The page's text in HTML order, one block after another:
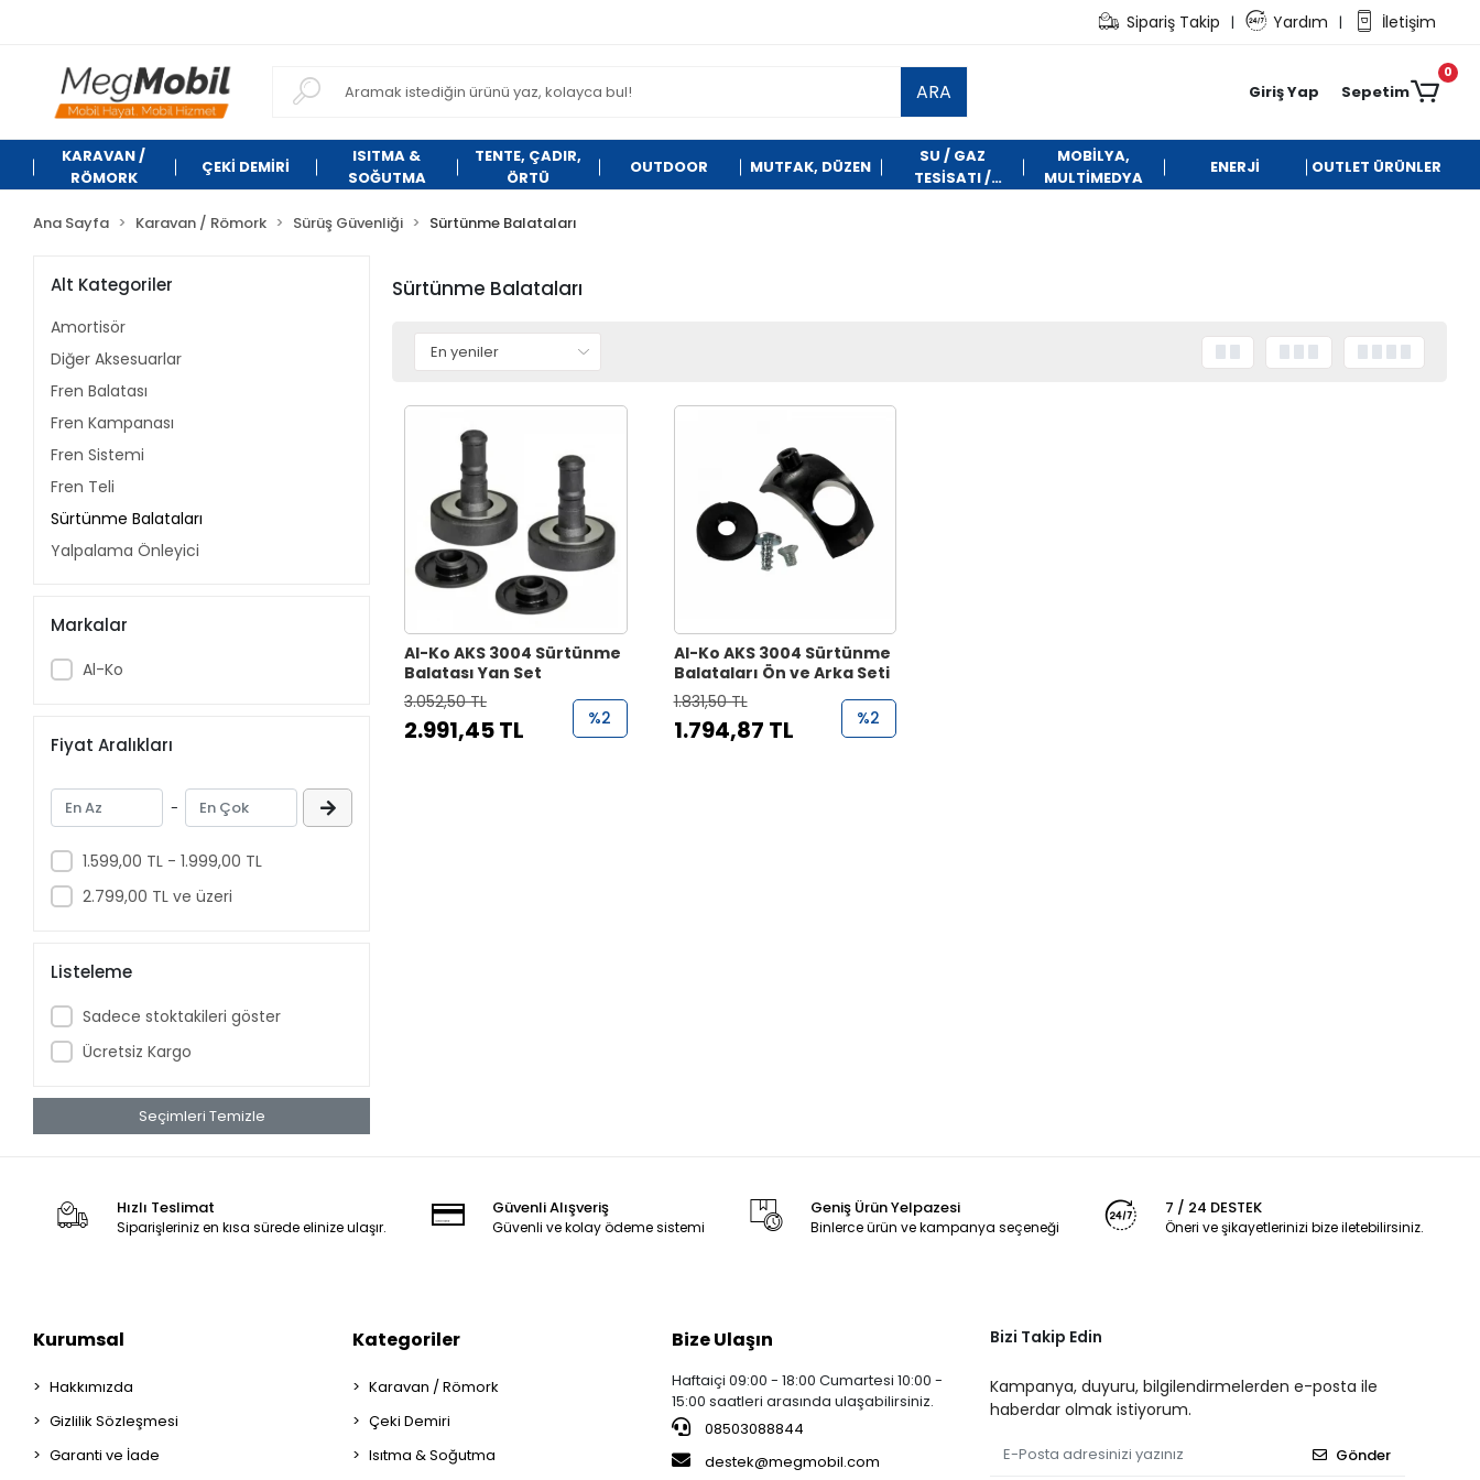
Sipariş Takip | Yardım | İletişim
ARA Giriş Yap Sepetim
0
KARAVAN /
RÖMORK
ÇEKİ DEMİRİ
ISITMA &
SOĞUTMA
TENTE, ÇADIR,
ÖRTÜ
OUTDOOR MUTFAK, DÜZEN
SU / GAZ
TESİSATI /
MOBİLYA,
MULTİMEDYA
ENERJİ OUTLET ÜRÜNLER
Ana Sayfa Karavan / Römork Sürüş Güvenliği Sürtünme Balataları
Alt Kategoriler
Amortisör
Diğer Aksesuarlar
Fren Balatası
Fren Kampanası
Fren Sistemi
Fren Teli
Sürtünme Balataları
Yalpalama Önleyici
Markalar
Al-Ko
Fiyat Aralıkları
-
1.599,00 TL - 1.999,00 TL
2.799,00 TL ve üzeri
Listeleme
Sadece stoktakileri göster
Ücretsiz Kargo
Seçimleri Temizle
Sürtünme Balataları
Al-Ko AKS 3004 Sürtünme
Balatası Yan Set
3.052,50 TL
2.991,45 TL %2
Al-Ko AKS 3004 Sürtünme
Balataları Ön ve Arka Seti
1.831,50 TL
1.794,87 TL %2
Hızlı Teslimat
Siparişleriniz en kısa sürede elinize ulaşır.
Güvenli Alışveriş
Güvenli ve kolay ödeme sistemi
Geniş Ürün Yelpazesi
Binlerce ürün ve kampanya seçeneği
7 / 24 DESTEK
Öneri ve şikayetlerinizi bize iletebilirsiniz.
Kurumsal
Hakkımızda
Gizlilik Sözleşmesi
Garanti ve İade
Kategoriler
Karavan / Römork
Çeki Demiri
Isıtma & Soğutma
Bize Ulaşın
Haftaiçi 09:00 - 18:00 Cumartesi 10:00 -
15:00 saatleri arasında ulaşabilirsiniz.
08503088844
destek@megmobil.com
Bizi Takip Edin
Kampanya, duyuru, bilgilendirmelerden e-posta ile
haberdar olmak istiyorum.
Gönder